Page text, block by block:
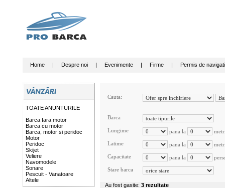
Home | Despre noi | Evenimente | Firme | Permis de
TOATE ANUNTURILE
Barca fara motor
Barca cu motor
Barca, motor si peridoc
Motor
Peridoc
Skijet
Veliere
Navomodele
Sonare
Pescuit - Vanatoare
Altele
Cauta:
Barca
Lungime pana la
Latime
pana la
Capacitate
pana la
Stare barca
Au fost gasite: 3 rezultate